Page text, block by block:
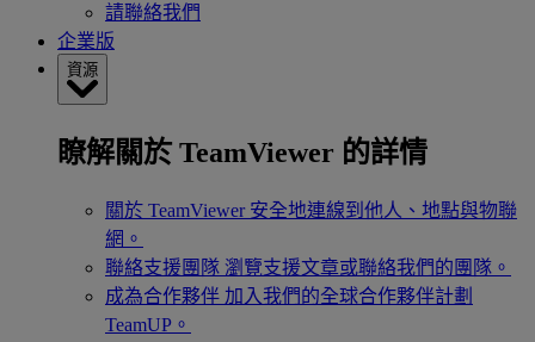
請聯絡我們
企業版
資源
瞭解關於 TeamViewer 的詳情
關於 TeamViewer 安全地連線到他人、地點與物聯
網。
聯絡支援團隊 瀏覽支援文章或聯絡我們的團隊。
成為合作夥伴 加入我們的全球合作夥伴計劃
TeamUP。